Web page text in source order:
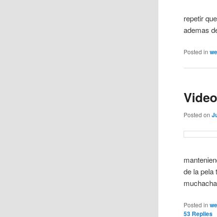
repetir
ademas
Posted in
Posted on
de la pela
Posted in
53 Replies